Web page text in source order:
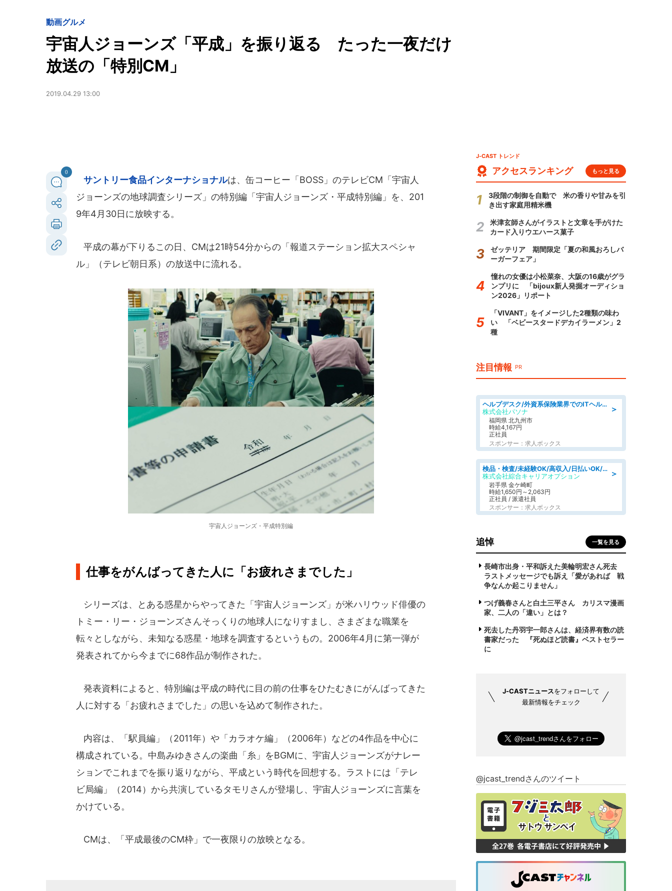
動画グルメ
宇宙人ジョーンズ「平成」を振り返る たった一夜だけ
放送の「特別CM」
2019.04.29 13:00
0
サントリー食品インターナショナルは、缶コーヒー「BOSS」のテレビCM「宇宙人
ジョーンズの地球調査シリーズ」の特別編「宇宙人ジョーンズ・平成特別編」を、201
9年4月30日に放映する。
平成の幕が下りるこの日、CMは21時54分からの「報道ステーション拡大スペシャ
ル」（テレビ朝日系）の放送中に流れる。
宇宙人ジョーンズ・平成特別編
仕事をがんばってきた人に「お疲れさまでした」
シリーズは、とある惑星からやってきた「宇宙人ジョーンズ」が米ハリウッド俳優の
トミー・リー・ジョーンズさんそっくりの地球人になりすまし、さまざまな職業を
転々としながら、未知なる惑星・地球を調査するというもの。2006年4月に第一弾が
発表されてから今までに68作品が制作された。
発表資料によると、特別編は平成の時代に目の前の仕事をひたむきにがんばってきた
人に対する「お疲れさまでした」の思いを込めて制作された。
内容は、「駅員編」（2011年）や「カラオケ編」（2006年）などの4作品を中心に
構成されている。中島みゆきさんの楽曲「糸」をBGMに、宇宙人ジョーンズがナレー
ションでこれまでを振り返りながら、平成という時代を回想する。ラストには「テレ
ビ局編」（2014）から共演しているタモリさんが登場し、宇宙人ジョーンズに言葉を
かけている。
CMは、「平成最後のCM枠」で一夜限りの放映となる。
J-CAST トレンド
アクセスランキング もっと見る
3段階の制御を自動で 米の香りや甘みを引
き出す家庭用精米機
米津玄師さんがイラストと文章を手がけた
カード入りウエハース菓子
ゼッテリア 期間限定「夏の和風おろしバ
ーガーフェア」
憧れの女優は小松菜奈、大阪の16歳がグラ
ンプリに 「bijoux新人発掘オーディショ
ン2026」リポート
「VIVANT」をイメージした2種類の味わ
い 「ベビースタードデカイラーメン」2
種
注目情報 PR
＞
ヘルプデスク/外資系保険業界でのITヘルプデスク業務/駅近/即日勤務可/ヘルプデスク
株式会社パソナ
福岡県 北九州市
時給4,167円
正社員
スポンサー：求人ボックス
＞
検品・検査/未経験OK/高収入/日払いOK/交替制/20・30・40代活躍中
株式会社綜合キャリアオプション
岩手県 金ケ崎町
時給1,650円～2,063円
正社員 / 派遣社員
スポンサー：求人ボックス
追悼 一覧を見る
長崎市出身・平和訴えた美輪明宏さん死去
ラストメッセージでも訴え「愛があれば 戦
争なんか起こりません」
つげ義春さんと白土三平さん カリスマ漫画
家、二人の「違い」とは？
死去した丹羽宇一郎さんは、経済界有数の読
書家だった 『死ぬほど読書』ベストセラー
に
J-CASTニュースをフォローして
最新情報をチェック
@jcast_trendさんのツイート